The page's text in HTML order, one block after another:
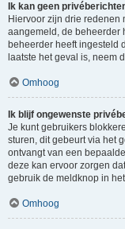
Ik kan geen
Hiervoor zijn drie redenen
aangemeld, de beheerder
beheerder heeft ingesteld
laatste het geval is, neem
Omhoog
Ik blijf ongewenste
Je kunt gebruikers
sturen, dit gebeurt via het
ontvangt van een
deze kan ervoor zorgen
gebruik de meldknop in
Omhoog